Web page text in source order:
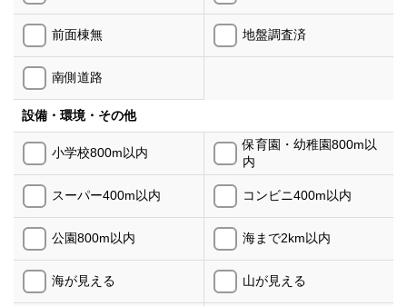
前面棟無 地盤調査済
南側道路
設備・環境・その他
小学校800m以内
保育園・幼稚園800m以
内
スーパー400m以内 コンビニ400m以内
公園800m以内 海まで2km以内
海が見える 山が見える